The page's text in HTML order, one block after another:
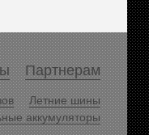
Партнерам
Летние шины
аккумуляторы